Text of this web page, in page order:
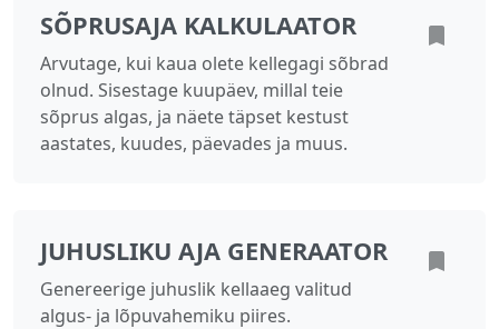
SÕPRUSAJA KALKULAATOR
Arvutage, kui kaua olete kellegagi sõbrad
olnud. Sisestage kuupäev, millal teie
sõprus algas, ja näete täpset kestust
aastates, kuudes, päevades ja muus.
JUHUSLIKU AJA GENERAATOR
Genereerige juhuslik kellaaeg valitud
algus- ja lõpuvahemiku piires.